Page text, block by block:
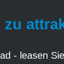
zu
- leasen